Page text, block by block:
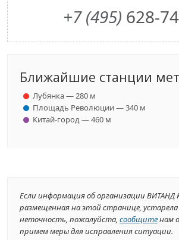
+7 (495) 628-
Ближайшие станции
Лубянка — 280 м
Площадь Революции — 340 м
Китай-город — 460 м
Если информация об организации
размещенная на этой странице,
неточность, пожалуйста, сообщитенам
примем меры для исправления ситуации.